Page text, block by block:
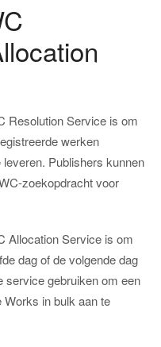
Resolution Service is om
werken
Publishers kunnen
zoekopdracht voor
Allocation Service is om
dag of de volgende dag
service gebruiken om een
in bulk aan te